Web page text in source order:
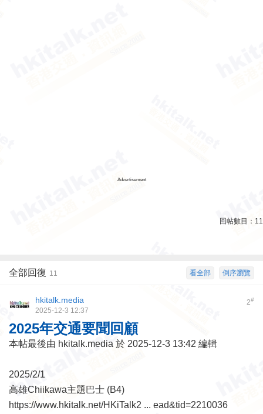
Advertisement
回帖數目： 11
倒序瀏覽
看全部
全部回復 11
2#
hkitalk.media
2025-12-3 12:37
2025年交通要聞回顧
本帖最後由 hkitalk.media 於 2025-12-3 13:42 編輯
2025/2/1
高雄Chiikawa主題巴士 (B4)
https://www.hkitalk.net/HKiTalk2 ... ead&tid=2210036